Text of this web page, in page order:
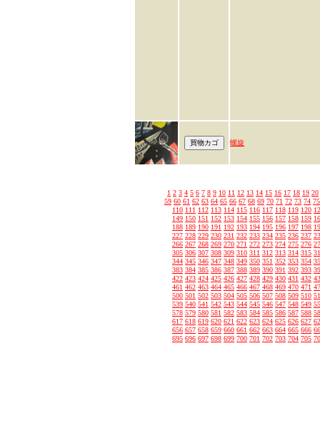
螺旋
1 2 3 4 5 6 7 8 9 10 11 12 13 14 15 16 17 18 19 20
59 60 61 62 63 64 65 66 67 68 69 70 71 72 73 74 75
110 111 112 113 114 115 116 117 118 119 120
149 150 151 152 153 154 155 156 157 158 159
188 189 190 191 192 193 194 195 196 197 198
227 228 229 230 231 232 233 234 235 236 237
266 267 268 269 270 271 272 273 274 275 276
305 306 307 308 309 310 311 312 313 314 315
344 345 346 347 348 349 350 351 352 353 354
383 384 385 386 387 388 389 390 391 392 393
422 423 424 425 426 427 428 429 430 431 432
461 462 463 464 465 466 467 468 469 470 471
500 501 502 503 504 505 506 507 508 509 510
539 540 541 542 543 544 545 546 547 548 549
578 579 580 581 582 583 584 585 586 587 588
617 618 619 620 621 622 623 624 625 626 627
656 657 658 659 660 661 662 663 664 665 666
695 696 697 698 699 700 701 702 703 704 705